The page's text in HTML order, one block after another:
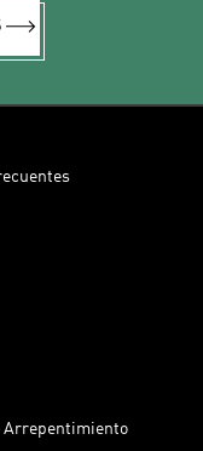
Arrepentimiento